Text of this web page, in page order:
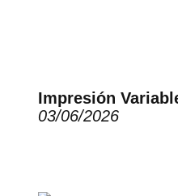
Impresión
03/06/2026